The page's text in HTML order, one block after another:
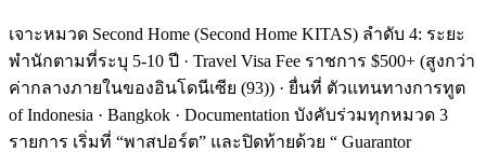
เจาะหมวด Second Home (Second Home KITAS) ลำดับ 4: ระยะ
พำนักตามที่ระบุ 5-10 ปี · Travel Visa Fee ราชการ $500+ (สูงกว่า
ค่ากลางภายในของอินโดนีเซีย (93)) · ยื่นที่ ตัวแทนทางการทูต
of Indonesia · Bangkok · Documentation บังคับร่วมทุกหมวด 3
รายการ เริ่มที่ “พาสปอร์ต” และปิดท้ายด้วย “ Guarantor